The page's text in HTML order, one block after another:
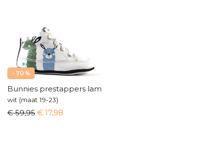
- 70 %
Bunnies prestappers lama
wit (maat 19-23)
€ 59,95 € 17,98